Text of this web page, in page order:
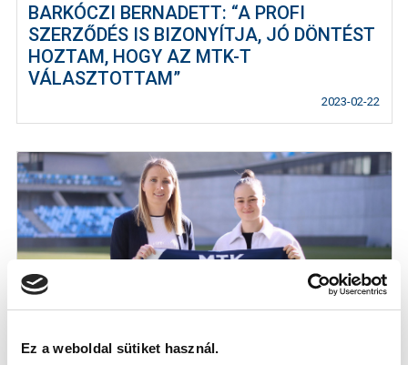
Ez a weboldal sütiket használ.
BARKÓCZI BERNADETT: “A PROFI
SZERZŐDÉS IS BIZONYÍTJA, JÓ DÖNTÉST
HOZTAM, HOGY AZ MTK-T
VÁLASZTOTTAM”
2023-02-22